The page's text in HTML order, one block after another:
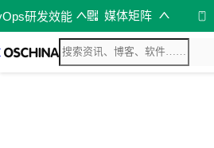
研发效能 媒体矩阵